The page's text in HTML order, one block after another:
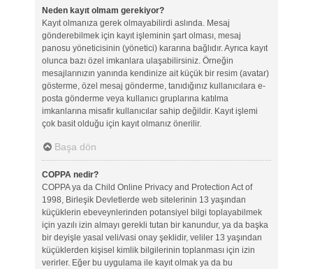
Neden kayıt olmam gerekiyor?
Kayıt olmanıza gerek olmayabilirdi aslında. Mesaj
gönderebilmek için kayıt işleminin şart olması, mesaj
panosu yöneticisinin (yönetici) kararına bağlıdır. Ayrıca kayıt
olunca bazı özel imkanlara ulaşabilirsiniz. Örneğin
mesajlarınızın yanında kendinize ait küçük bir resim (avatar)
gösterme, özel mesaj gönderme, tanıdığınız kullanıcılara e-
posta gönderme veya kullanıcı gruplarına katılma
imkanlarına misafir kullanıcılar sahip değildir. Kayıt işlemi
çok basit olduğu için kayıt olmanız önerilir.
Başa dön
COPPA nedir?
COPPA ya da Child Online Privacy and Protection Act of
1998, Birleşik Devletlerde web sitelerinin 13 yaşından
küçüklerin ebeveynlerinden potansiyel bilgi toplayabilmek
için yazılı izin almayı gerekli tutan bir kanundur, ya da başka
bir deyişle yasal veli/vasi onay şeklidir, veliler 13 yaşından
küçüklerden kişisel kimlik bilgilerinin toplanması için izin
verirler. Eğer bu uygulama ile kayıt olmak ya da bu